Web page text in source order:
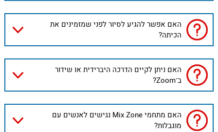
האם אפשר להגיע לסיור לפני שמזמינים את
הכיתה?
האם ניתן לקיים הדרכה היברידית או שידור
ב־Zoom?
האם מתחמי Mix Zone נגישים לאנשים עם
מוגבלות?